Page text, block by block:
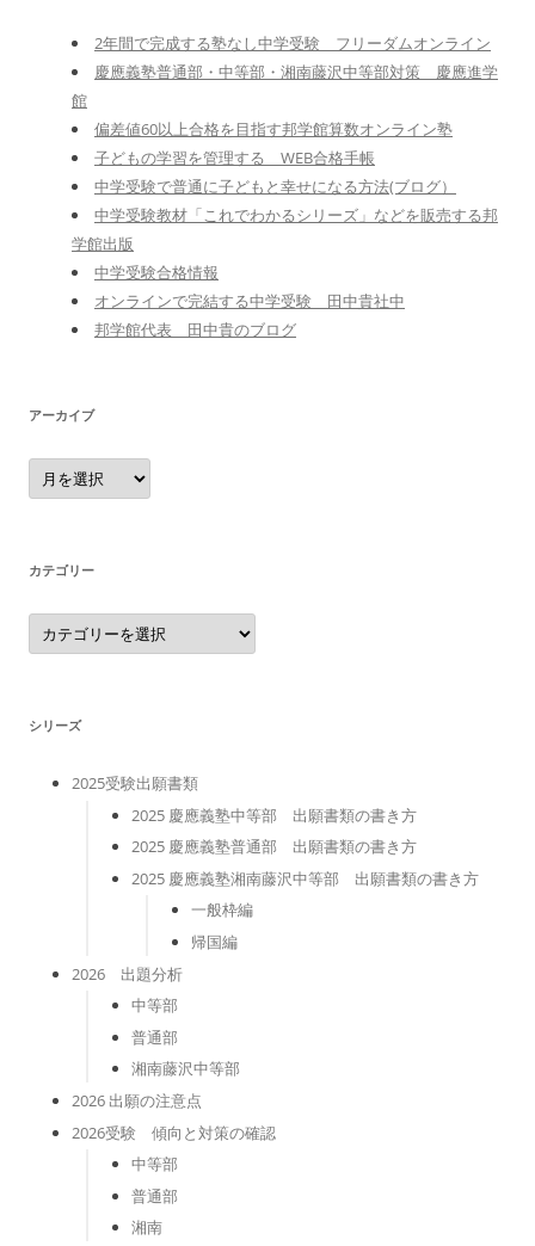
2年間で完成する塾なし中学受験 フリーダムオンライン
慶應義塾普通部・中等部・湘南藤沢中等部対策 慶應進学
館
偏差値60以上合格を目指す邦学館算数オンライン塾
子どもの学習を管理する WEB合格手帳
中学受験で普通に子どもと幸せになる方法(ブログ）
中学受験教材「これでわかるシリーズ」などを販売する邦
学館出版
中学受験合格情報
オンラインで完結する中学受験 田中貴社中
邦学館代表 田中貴のブログ
アーカイブ
ア
ー
カ
カテゴリー
カ
テ
ゴ
シリーズ
2025受験出願書類
2025 慶應義塾中等部 出願書類の書き方
2025 慶應義塾普通部 出願書類の書き方
2025 慶應義塾湘南藤沢中等部 出願書類の書き方
一般枠編
帰国編
2026 出題分析
中等部
普通部
湘南藤沢中等部
2026 出願の注意点
2026受験 傾向と対策の確認
中等部
普通部
湘南